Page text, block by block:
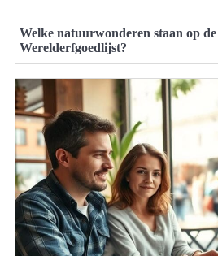
Welke natuurwonderen staan op
Werelderfgoedlijst?